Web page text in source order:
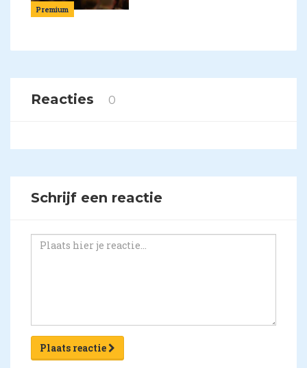
Premium
Reacties 0
Schrijf een reactie
Plaats reactie